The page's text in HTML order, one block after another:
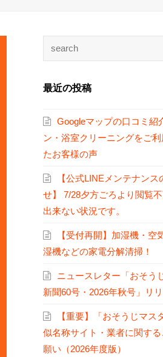
最近の投稿
Googleマップの口コミ紹
ン・浴室クリーニングをご
たお客様の声
【公式LINEメンテナンス
せ】 7/28夕方ごろより閲覧
出来ない状況です。
【受付再開】加湿機・空
湿機などの家電分解清掃！
ニュースレター「おそう
新聞60号・2026年秋号」リ
【重要】「おそうじマス
似名称サイト・業者に関す
願い（2026年度版）